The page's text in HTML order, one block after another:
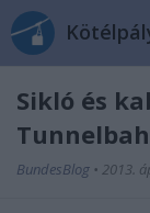
Sikló és
BundesBlog • 2013.